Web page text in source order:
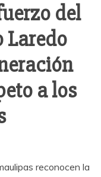
del
Laredo
a los
reconocen la